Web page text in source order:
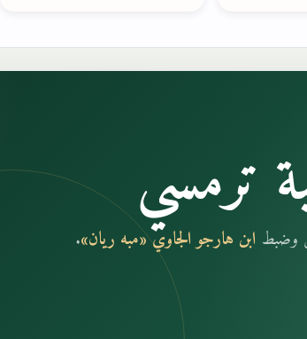
ترمسي
وضبط ابن هارجو الجاوي «مبه ريان».